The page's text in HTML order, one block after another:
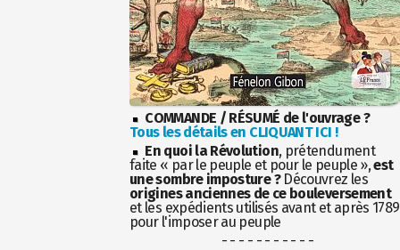
COMMANDE / RÉSUMÉ de l'ouvrage ?
Tous les détails en CLIQUANT ICI !
En quoi la Révolution, prétendument
faite « par le peuple et pour le peuple »,est
une sombre imposture ?Découvrez les
origines anciennes de ce bouleversement
et les expédients utilisés avant et après 1789
pour l'imposer au peuple
- - - - - - - - - - -